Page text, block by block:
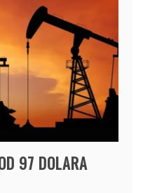
97 DOLARA